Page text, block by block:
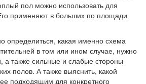
пол можно использовать для
применяют в больших по площади
определиться, какая именно схема
в том или ином случае, нужно
а также сильные и слабые стороны
полов. А также выяснить, какой
подходящим для конкретного